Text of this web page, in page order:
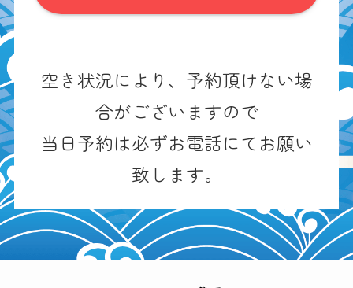
空き状況により、予約頂けない場
合がございますので
当日予約は必ずお電話にてお願い
致します。